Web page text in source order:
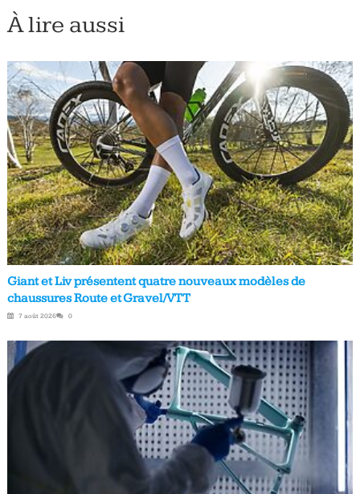
À lire aussi
Giant et Liv présentent quatre nouveaux modèles de
chaussures Route et Gravel/VTT
7 août 2026 0